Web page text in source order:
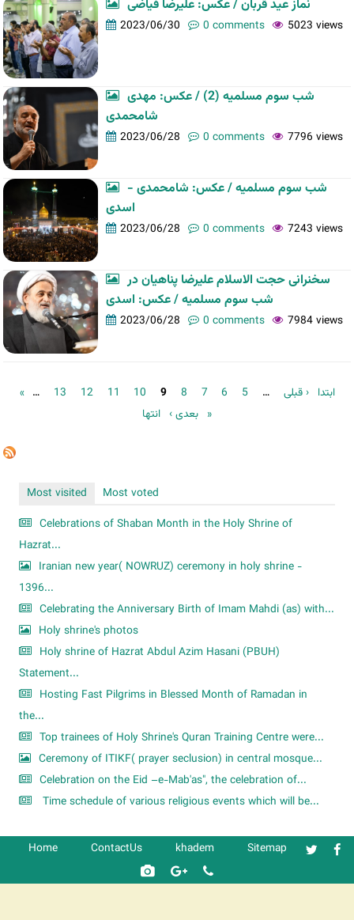
نماز عید قربان / عکس: علیرضا فیاضی
2023/06/30 0 comments 5023 views
شب سوم مسلمیه (2) / عکس: مهدی
شامحمدی
2023/06/28 0 comments 7796 views
شب سوم مسلمیه / عکس: شامحمدی -
اسدی
2023/06/28 0 comments 7243 views
سخنرانی حجت الاسلام علیرضا پناهیان در
شب سوم مسلمیه / عکس: اسدی
2023/06/28 0 comments 7984 views
Pages « ابتدا ‹ قبلی …
5
6
7
8
9
10
11
12
13
…
بعدی › انتها »
Most visited
Most voted
Celebrations of Shaban Month in the Holy Shrine of
Hazrat...
Iranian new year( NOWRUZ) ceremony in holy shrine -
1396...
Celebrating the Anniversary Birth of Imam Mahdi (as) with...
Holy shrine's photos
Holy shrine of Hazrat Abdul Azim Hasani (PBUH)
Statement...
Hosting Fast Pilgrims in Blessed Month of Ramadan in
the...
Top trainees of Holy Shrine's Quran Training Centre were...
Ceremony of ITIKF( prayer seclusion) in central mosque...
Celebration on the Eid –e-Mab'as", the celebration of...
Time schedule of various religious events which will be...
Home ContactUs khadem Sitemap